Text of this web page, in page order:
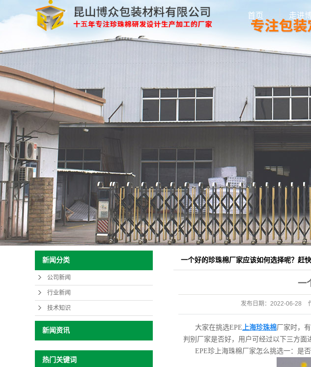
首页 走进
新闻分类
公司新闻
行业新闻
技术知识
新闻资讯
热门关键词
一个好的珍珠棉厂家应该如何选择呢？赶
一
发布日期： 2022-06-28
大家在挑选EPE上海珍珠棉厂家时，
判别厂家是否好，用户可经过以下三方面
EPE珍上海珠棉厂家怎么挑选一：是